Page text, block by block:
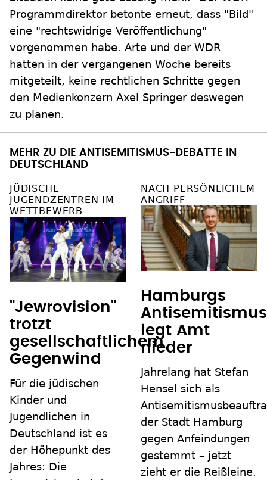
Programmdirektor betonte erneut, dass "Bild"
eine "rechtswidrige Veröffentlichung"
vorgenommen habe. Arte und der WDR
hatten in der vergangenen Woche bereits
mitgeteilt, keine rechtlichen Schritte gegen
den Medienkonzern Axel Springer deswegen
zu planen.
MEHR ZU DIE ANTISEMITISMUS-DEBATTE IN
DEUTSCHLAND
JÜDISCHE
JUGENDZENTREN IM
WETTBEWERB
"Jewrovision"
trotzt
gesellschaftlichem
Gegenwind
Für die jüdischen
Kinder und
Jugendlichen in
Deutschland ist es
der Höhepunkt des
Jahres: Die
NACH PERSÖNLICHEM
ANGRIFF
Hamburgs
legt Amt
nieder
Jahrelang hat Stefan
Hensel sich als
der Stadt Hamburg
gegen Anfeindungen
gestemmt – jetzt
zieht er die Reißleine.